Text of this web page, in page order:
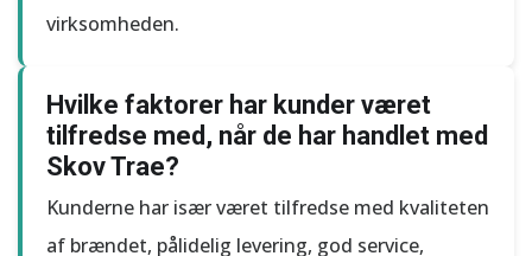
virksomheden.
Hvilke faktorer har kunder været
tilfredse med, når de har handlet med
Skov Trae?
Kunderne har især været tilfredse med kvaliteten
af brændet, pålidelig levering, god service,